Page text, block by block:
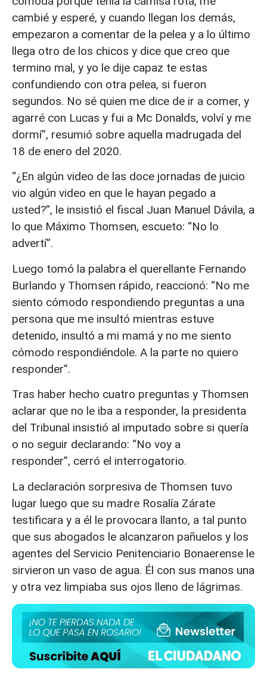
cambié y esperé, y cuando llegan los demás,
empezaron a comentar de la pelea y a lo último
llega otro de los chicos y dice que creo que
termino mal, y yo le dije capaz te estas
confundiendo con otra pelea, si fueron
segundos. No sé quien me dice de ir a comer, y
agarré con Lucas y fui a Mc Donalds, volví y me
dormí”, resumió sobre aquella madrugada del
18 de enero del 2020.
“¿En algún video de las doce jornadas de juicio
vio algún video en que le hayan pegado a
usted?”, le insistió el fiscal Juan Manuel Dávila, a
lo que Máximo Thomsen, escueto: “No lo
advertí”.
Luego tomó la palabra el querellante Fernando
Burlando y Thomsen rápido, reaccionó: “No me
siento cómodo respondiendo preguntas a una
persona que me insultó mientras estuve
detenido, insultó a mi mamá y no me siento
cómodo respondiéndole. A la parte no quiero
responder”.
Tras haber hecho cuatro preguntas y Thomsen
aclarar que no le iba a responder, la presidenta
del Tribunal insistió al imputado sobre si quería
o no seguir declarando: “No voy a
responder”, cerró el interrogatorio.
La declaración sorpresiva de Thomsen tuvo
lugar luego que su madre Rosalía Zárate
testificara y a él le provocara llanto, a tal punto
que sus abogados le alcanzaron pañuelos y los
agentes del Servicio Penitenciario Bonaerense le
sirvieron un vaso de agua. Él con sus manos una
y otra vez limpiaba sus ojos lleno de lágrimas.